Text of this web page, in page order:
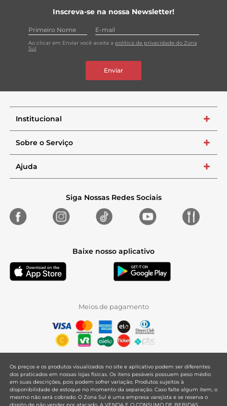
Inscreva-se na nossa Newsletter!
Ao clicar em Enviar você aceita a política de privacidade do Zona
Sul
Enviar
Institucional +
Sobre o Serviço +
Ajuda +
Siga Nossas Redes Sociais
Baixe nosso aplicativo
Meios de pagamento
Os preços e os produtos visualizados no site e aplicativo podem ser diferentes
dos praticados em nossas lojas físicas. Os itens pesáveis possuem peso médio
em suas descrições, pois podem sofrer variação. Produtos sujeitos à
disponibilidade de estoque no momento da separação. Caso falte algum item, o
mesmo não será cobrado. O Zona Sul é uma empresa varejista e se reserva o